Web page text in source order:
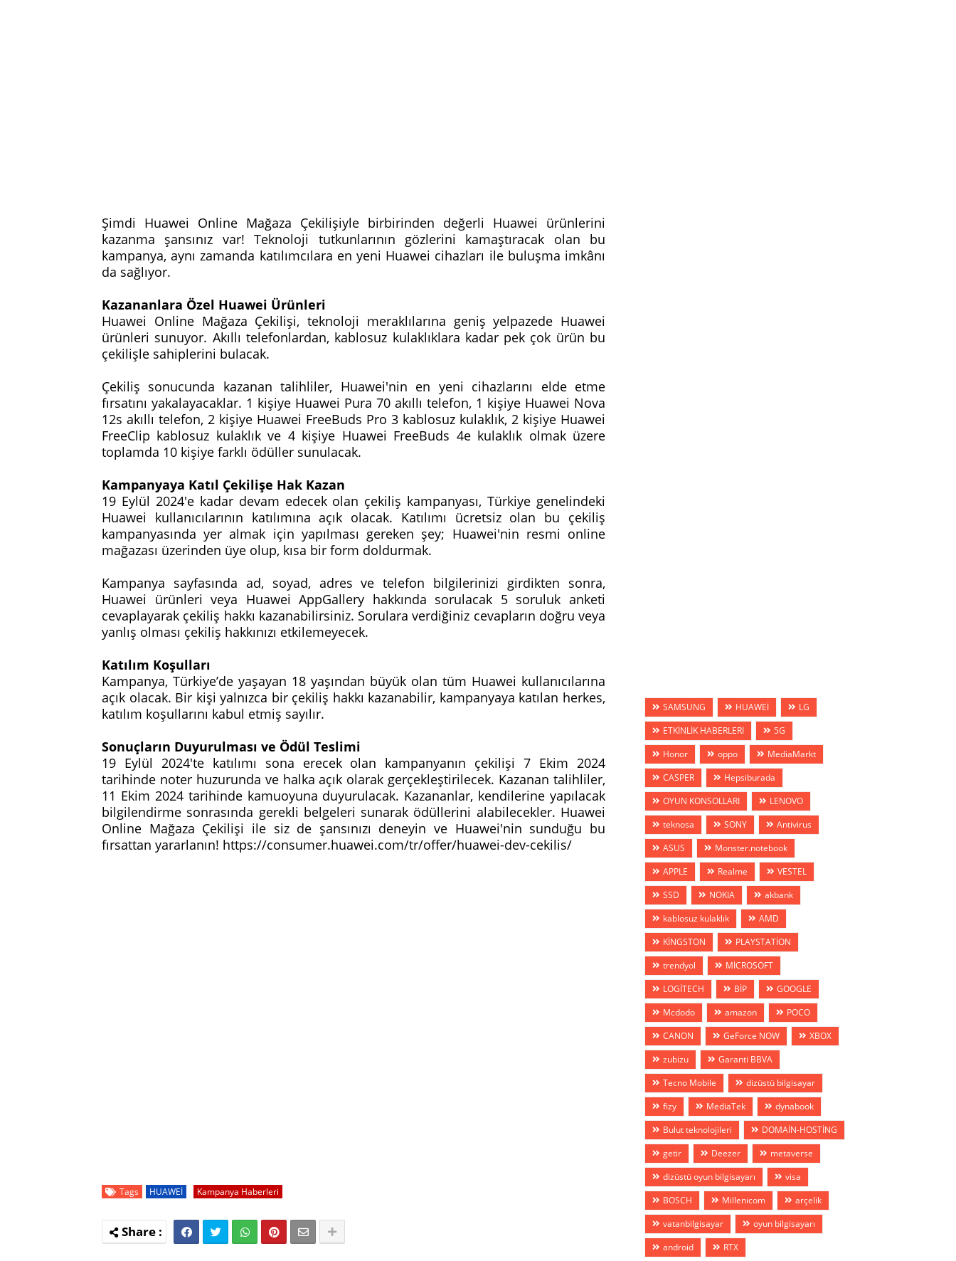
Şimdi Huawei Online Mağaza Çekilişiyle birbirinden değerli Huawei ürünlerini
kazanma şansınız var! Teknoloji tutkunlarının gözlerini kamaştıracak olan bu
kampanya, aynı zamanda katılımcılara en yeni Huawei cihazları ile buluşma imkânı
da sağlıyor.
Kazananlara Özel Huawei Ürünleri
Huawei Online Mağaza Çekilişi, teknoloji meraklılarına geniş yelpazede Huawei
ürünleri sunuyor. Akıllı telefonlardan, kablosuz kulaklıklara kadar pek çok ürün bu
çekilişle sahiplerini bulacak.
Çekiliş sonucunda kazanan talihliler, Huawei'nin en yeni cihazlarını elde etme
fırsatını yakalayacaklar. 1 kişiye Huawei Pura 70 akıllı telefon, 1 kişiye Huawei Nova
12s akıllı telefon, 2 kişiye Huawei FreeBuds Pro 3 kablosuz kulaklık, 2 kişiye Huawei
FreeClip kablosuz kulaklık ve 4 kişiye Huawei FreeBuds 4e kulaklık olmak üzere
toplamda 10 kişiye farklı ödüller sunulacak.
Kampanyaya Katıl Çekilişe Hak Kazan
19 Eylül 2024'e kadar devam edecek olan çekiliş kampanyası, Türkiye genelindeki
Huawei kullanıcılarının katılımına açık olacak. Katılımı ücretsiz olan bu çekiliş
kampanyasında yer almak için yapılması gereken şey; Huawei'nin resmi online
mağazası üzerinden üye olup, kısa bir form doldurmak.
Kampanya sayfasında ad, soyad, adres ve telefon bilgilerinizi girdikten sonra,
Huawei ürünleri veya Huawei AppGallery hakkında sorulacak 5 soruluk anketi
cevaplayarak çekiliş hakkı kazanabilirsiniz. Sorulara verdiğiniz cevapların doğru veya
yanlış olması çekiliş hakkınızı etkilemeyecek.
Katılım Koşulları
Kampanya, Türkiye’de yaşayan 18 yaşından büyük olan tüm Huawei kullanıcılarına
açık olacak. Bir kişi yalnızca bir çekiliş hakkı kazanabilir, kampanyaya katılan herkes,
katılım koşullarını kabul etmiş sayılır.
Sonuçların Duyurulması ve Ödül Teslimi
19 Eylül 2024'te katılımı sona erecek olan kampanyanın çekilişi 7 Ekim 2024
tarihinde noter huzurunda ve halka açık olarak gerçekleştirilecek. Kazanan talihliler,
11 Ekim 2024 tarihinde kamuoyuna duyurulacak. Kazananlar, kendilerine yapılacak
bilgilendirme sonrasında gerekli belgeleri sunarak ödüllerini alabilecekler. Huawei
Online Mağaza Çekilişi ile siz de şansınızı deneyin ve Huawei'nin sunduğu bu
fırsattan yararlanın! https://consumer.huawei.com/tr/offer/huawei-dev-cekilis/
Tags HUAWEİ Kampanya Haberleri
SAMSUNG HUAWEİ
LG
ETKİNLİK HABERLERİ
5G
Honor
oppo
MediaMarkt
CASPER
Hepsiburada
OYUN KONSOLLARI
LENOVO
teknosa
SONY
Antivirus
ASUS
Monster.notebook
APPLE
Realme
VESTEL
SSD
NOKIA
akbank
kablosuz kulaklık
AMD
KİNGSTON
PLAYSTATİON
trendyol
MİCROSOFT
LOGİTECH
BİP
GOOGLE
Mcdodo
amazon
POCO
CANON
GeForce NOW
XBOX
zubizu
Garanti BBVA
Tecno Mobile
dizüstü bilgisayar
fizy
MediaTek
dynabook
Bulut teknolojileri
DOMAİN-HOSTİNG
getir
Deezer
metaverse
dizüstü oyun bilgisayarı
visa
BOSCH
Millenicom
arçelik
vatanbilgisayar
oyun bilgisayarı
android
RTX